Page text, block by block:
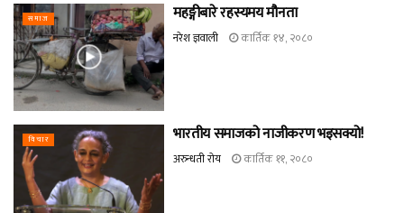
समाज महङ्गीबारे रहस्यमय मौनता
नरेश ज्ञवाली कार्तिक १४, २०८०
विचार भारतीय समाजको नाजीकरण भइसक्यो!
अरुन्धती रोय कार्तिक ११, २०८०